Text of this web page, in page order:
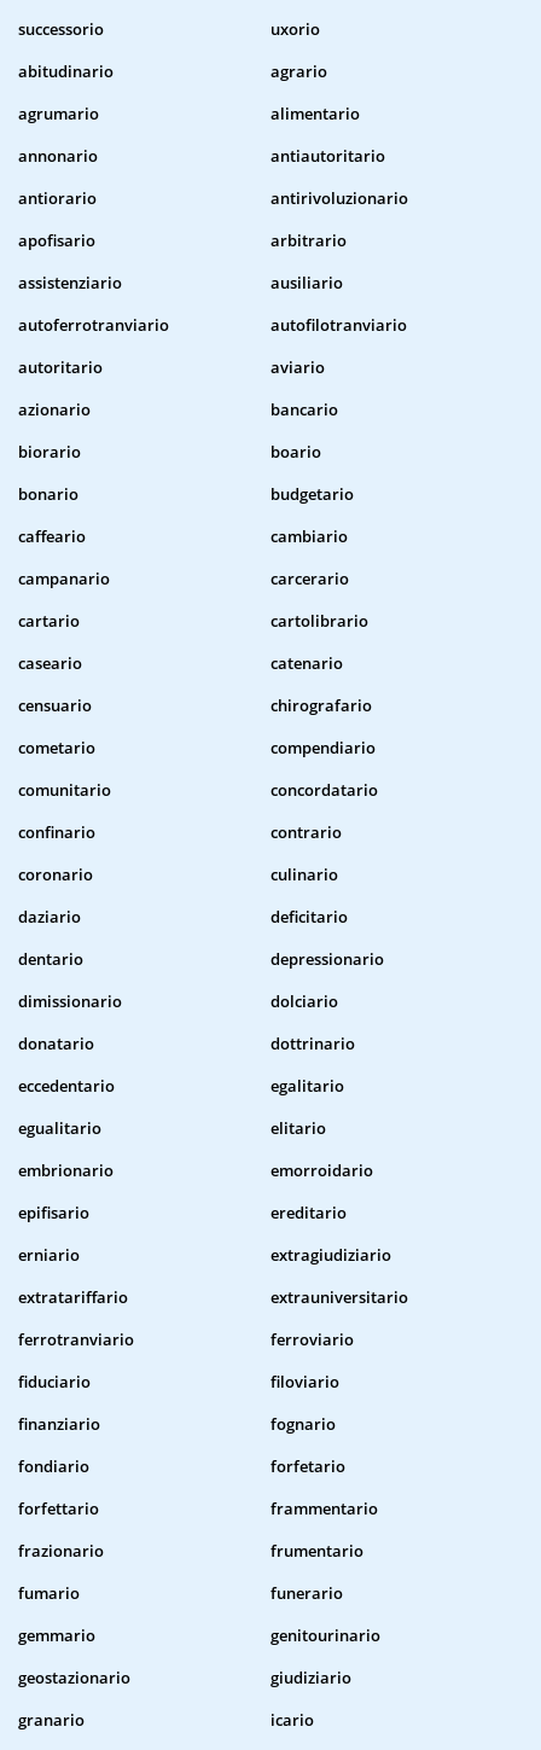
successorio
uxorio
abitudinario
agrario
agrumario
alimentario
annonario
antiautoritario
antiorario
antirivoluzionario
apofisario
arbitrario
assistenziario
ausiliario
autoferrotranviario
autofilotranviario
autoritario
aviario
azionario
bancario
biorario
boario
bonario
budgetario
caffeario
cambiario
campanario
carcerario
cartario
cartolibrario
caseario
catenario
censuario
chirografario
cometario
compendiario
comunitario
concordatario
confinario
contrario
coronario
culinario
daziario
deficitario
dentario
depressionario
dimissionario
dolciario
donatario
dottrinario
eccedentario
egalitario
egualitario
elitario
embrionario
emorroidario
epifisario
ereditario
erniario
extragiudiziario
extratariffario
extrauniversitario
ferrotranviario
ferroviario
fiduciario
filoviario
finanziario
fognario
fondiario
forfetario
forfettario
frammentario
frazionario
frumentario
fumario
funerario
gemmario
genitourinario
geostazionario
giudiziario
granario
icario